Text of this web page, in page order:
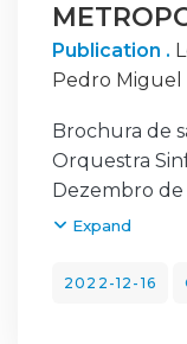
lado a lado
desempenho
maestros de
Publication .
Pedro Miguel
Brochura de
Orquestra
Dezembro de
de São
programa do
obras de
Expand
2022-12-16